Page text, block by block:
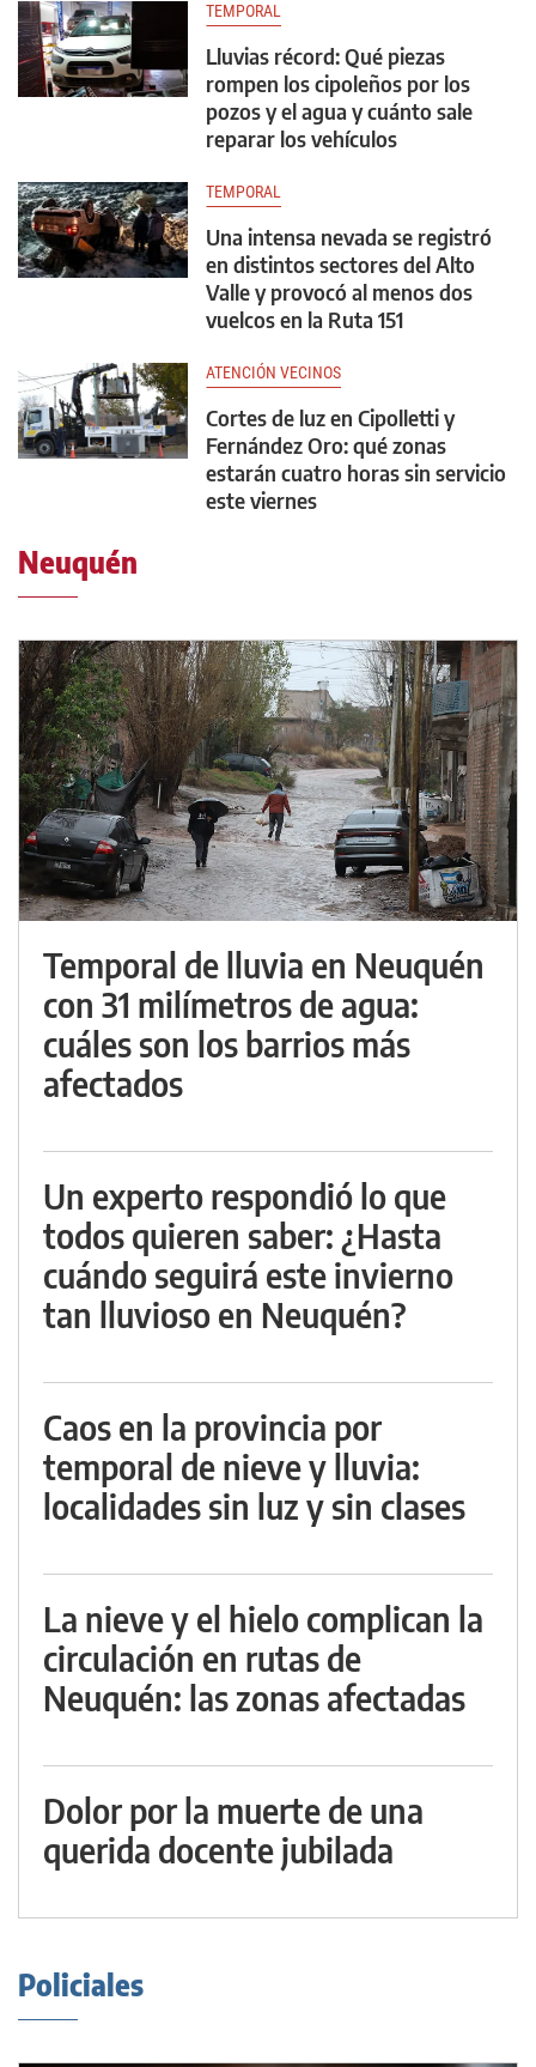
TEMPORAL
Lluvias récord: Qué piezas
rompen los cipoleños por los
pozos y el agua y cuánto sale
reparar los vehículos
TEMPORAL
Una intensa nevada se registró
en distintos sectores del Alto
Valle y provocó al menos dos
vuelcos en la Ruta 151
ATENCIÓN VECINOS
Cortes de luz en Cipolletti y
Fernández Oro: qué zonas
estarán cuatro horas sin servicio
este viernes
Neuquén
Temporal de lluvia en Neuquén
con 31 milímetros de agua:
cuáles son los barrios más
afectados
Un experto respondió lo que
todos quieren saber: ¿Hasta
cuándo seguirá este invierno
tan lluvioso en Neuquén?
Caos en la provincia por
temporal de nieve y lluvia:
localidades sin luz y sin clases
La nieve y el hielo complican la
circulación en rutas de
Neuquén: las zonas afectadas
Dolor por la muerte de una
querida docente jubilada
Policiales